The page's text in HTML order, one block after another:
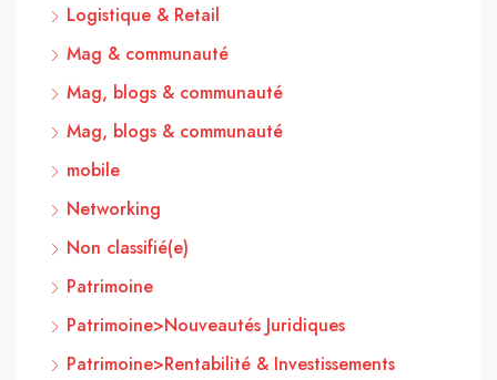
Logistique & Retail
Mag & communauté
Mag, blogs & communauté
Mag, blogs & communauté
mobile
Networking
Non classifié(e)
Patrimoine
Patrimoine>Nouveautés Juridiques
Patrimoine>Rentabilité & Investissements